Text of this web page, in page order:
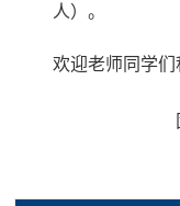
人）。
欢迎老师同学们